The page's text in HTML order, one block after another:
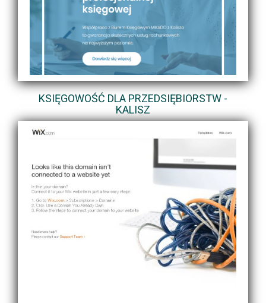
KSIĘGOWOŚĆ DLA PRZEDSIĘBIORSTW -
KALISZ